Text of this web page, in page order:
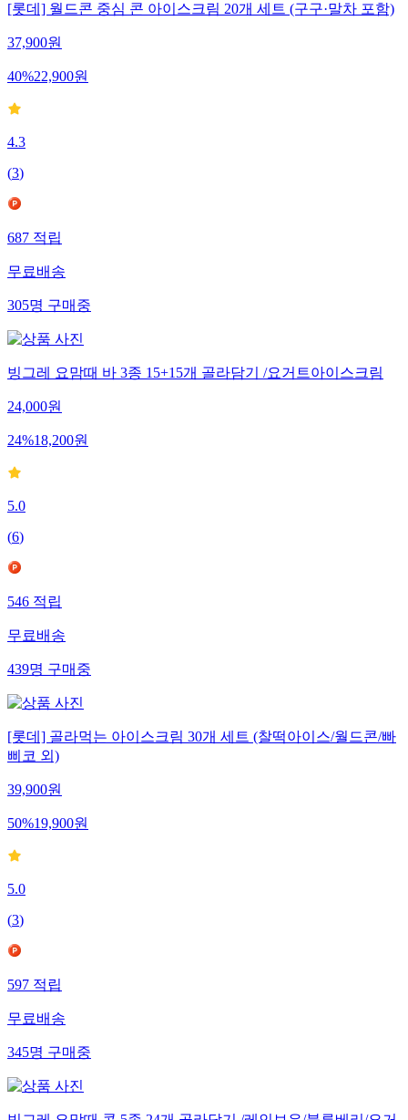
[롯데] 월드콘 중심 콘 아이스크림 20개 세트 (구구·말차 포함)
37,900원
40%22,900원
4.3
(3)
687 적립
무료배송
305명 구매중
빙그레 요맘때 바 3종 15+15개 골라담기 /요거트아이스크림
24,000원
24%18,200원
5.0
(6)
546 적립
무료배송
439명 구매중
[롯데] 골라먹는 아이스크림 30개 세트 (찰떡아이스/월드콘/빠
삐코 외)
39,900원
50%19,900원
5.0
(3)
597 적립
무료배송
345명 구매중